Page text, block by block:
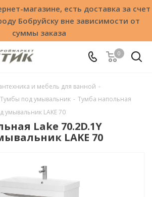
магазине, есть доставка за счет
Бобруйску вне зависимости от
суммы заказа
0
и мебель для ванной -
Тумбы под умывальник - Тумба напольная
умывальник LAKE 70
Lake 70.2D.1Y
LAKE 70